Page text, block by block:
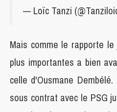
— Loïc Tanzi
Mais comme le rapporte
plus importantes a bien
celle d'Ousmane
sous contrat avec le PSG